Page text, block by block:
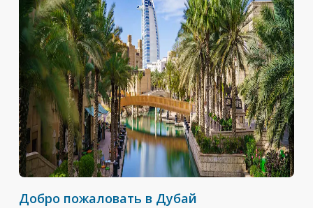
Добро пожаловать в Дубай